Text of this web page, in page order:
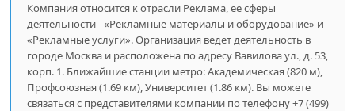
Компания относится к отрасли Реклама, ее сферы
деятельности - «Рекламные материалы и оборудование» и
«Рекламные услуги». Организация ведет деятельность в
городе Москва и расположена по адресу Вавилова ул., д. 53,
корп. 1. Ближайшие станции метро: Академическая (820 м),
Профсоюзная (1.69 км), Университет (1.86 км). Вы можете
связаться с представителями компании по телефону +7 (499)